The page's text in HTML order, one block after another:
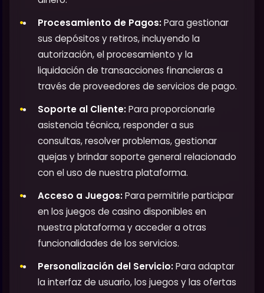
Procesamiento de Pagos:Para gestionar
sus depósitos y retiros, incluyendo la
autorización, el procesamiento y la
liquidación de transacciones financieras a
través de proveedores de servicios de pago.
Soporte al Cliente:Para proporcionarle
asistencia técnica, responder a sus
consultas, resolver problemas, gestionar
quejas y brindar soporte general relacionado
con el uso de nuestra plataforma.
Acceso a Juegos:Para permitirle participar
en los juegos de casino disponibles en
nuestra plataforma y acceder a otras
funcionalidades de los servicios.
Personalización del Servicio:Para adaptar
la interfaz de usuario, los juegos y las ofertas